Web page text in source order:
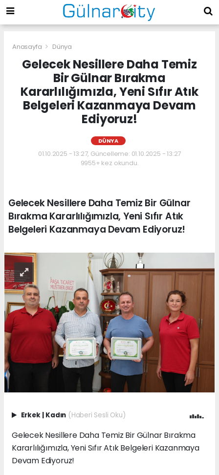
Anasayfa Dünya
Gelecek Nesillere Daha Temiz
Bir Gülnar Bırakma
Kararlılığımızla, Yeni Sıfır Atık
Belgeleri Kazanmaya Devam
Ediyoruz!
DÜNYA
01.10.2025 - 13:27, Güncelleme: 01.10.2025 - 13:27
9955+ kez okundu.
Gelecek Nesillere Daha Temiz Bir Gülnar
Bırakma Kararlılığımızla, Yeni Sıfır Atık
Belgeleri Kazanmaya Devam Ediyoruz!
Erkek Kadın (Haberi Sesli Oku)
Gelecek Nesillere Daha Temiz Bir Gülnar Bırakma
Kararlılığımızla, Yeni Sıfır Atık Belgeleri Kazanmaya
Devam Ediyoruz!